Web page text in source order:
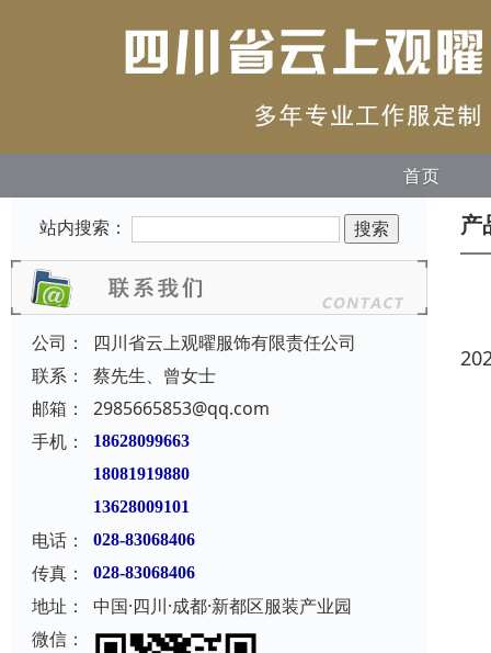
首页
站内搜索：
公司：
四川省云上观曜服饰有限责任公司
联系：
蔡先生、曾女士
邮箱：
2985665853@qq.com
手机：
18628099663
18081919880
13628009101
电话： 028-83068406
传真： 028-83068406
地址：
中国·四川·成都·新都区服装产业园
微信：
产